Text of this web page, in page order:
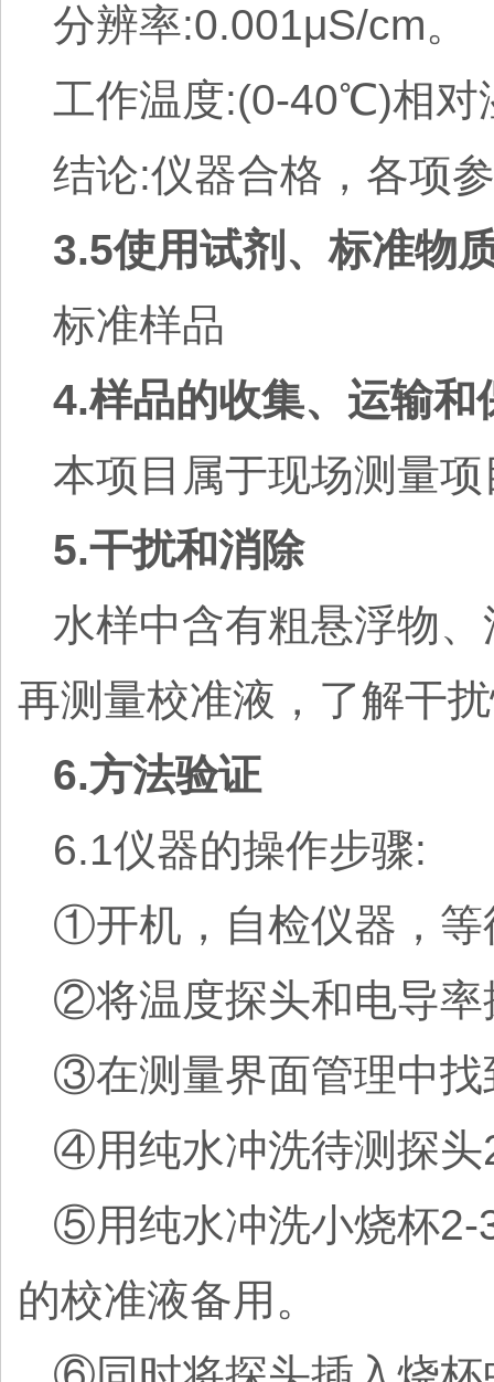
分辨率:0.001μS/cm。
工作温度:(0-40℃)相对
结论:仪器合格，各项
3.5使用试剂、标准物
标准样品
4.样品的收集、运输和
本项目属于现场测量
5.干扰和消除
水样中含有粗悬浮物
再测量校准液，了解干
6.方法验证
6.1仪器的操作步骤:
①开机，自检仪器，等
②将温度探头和电导率
③在测量界面管理中找
④用纯水冲洗待测探头
⑤用纯水冲洗小烧杯2-
的校准液备用。